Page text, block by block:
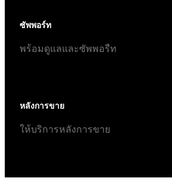
ซัพพอร์ท
พร้อมดูแลและซัพพอรืท
หลังการขาย
ให้บริการหลังการขาย